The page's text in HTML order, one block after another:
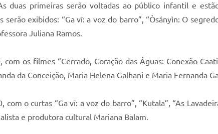
duas primeiras serão voltadas ao público infantil e
exibidos: “Ga vī: a voz do barro”, “Òsányìn: O
Juliana Ramos.
os filmes “Cerrado, Coração das Águas: Conexão
da Conceição, Maria Helena Galhani e Maria Fernanda
o curtas “Ga vī: a voz do barro”, “Kutala”, “As
e produtora cultural Mariana Balam.